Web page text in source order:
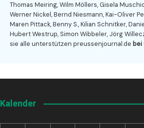
Thomas Meiring, Wilm Möllers, Gisela
Werner Nickel, Bernd Niesmann, Kai-Oliver
Maren Pittack, Benny S., Kilian Schnitker,
Hubert Westrup, Simon Wibbeler, Jörg
sie alle unterstützen preussenjournal.de bei
Kalender